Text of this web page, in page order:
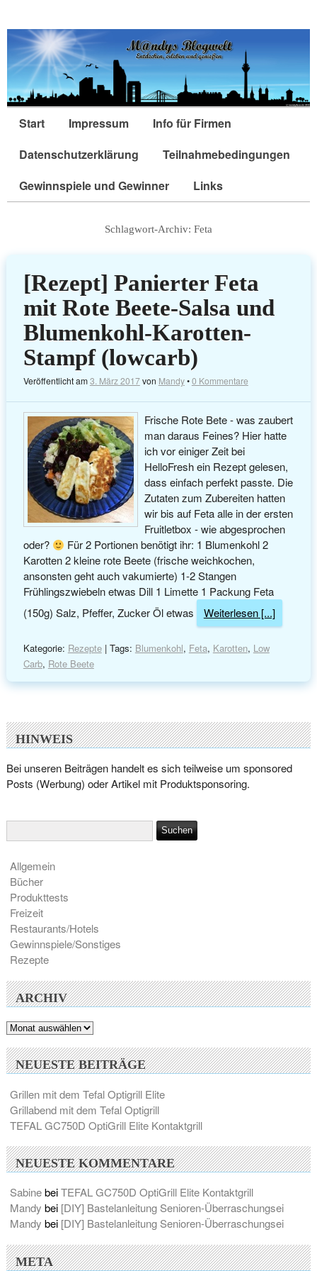
Start Impressum
Info für Firmen
Datenschutzerklärung
Teilnahmebedingungen
Gewinnspiele und Gewinner
Links
Schlagwort-Archiv: Feta
[Rezept] Panierter Feta
mit Rote Beete-Salsa und
Blumenkohl-Karotten-
Stampf (lowcarb)
Veröffentlicht am3. März 2017von Mandy•0 Kommentare
Frische Rote Bete - was zaubert
man daraus Feines? Hier hatte
ich vor einiger Zeit bei
HelloFresh ein Rezept gelesen,
dass einfach perfekt passte. Die
Zutaten zum Zubereiten hatten
wir bis auf Feta alle in der ersten
Fruitletbox - wie abgesprochen
oder?
Für 2 Portionen benötigt ihr: 1 Blumenkohl 2
Karotten 2 kleine rote Beete (frische weichkochen,
ansonsten geht auch vakumierte) 1-2 Stangen
Frühlingszwiebeln etwas Dill 1 Limette 1 Packung Feta
(150g) Salz, Pfeffer, Zucker Öl etwas
Weiterlesen [...]
Kategorie: Rezepte| Tags: Blumenkohl, Feta, Karotten, Low
Carb, Rote Beete
HINWEIS
Bei unseren Beiträgen handelt es sich teilweise um sponsored
Posts (Werbung) oder Artikel mit Produktsponsoring.
Allgemein
Bücher
Produkttests
Freizeit
Restaurants/Hotels
Gewinnspiele/Sonstiges
Rezepte
ARCHIV
Archiv
NEUESTE BEITRÄGE
Grillen mit dem Tefal Optigrill Elite
Grillabend mit dem Tefal Optigrill
TEFAL GC750D OptiGrill Elite Kontaktgrill
NEUESTE KOMMENTARE
SabinebeiTEFAL GC750D OptiGrill Elite Kontaktgrill
Mandy bei [DIY] Bastelanleitung Senioren-Überraschungsei
Mandy bei [DIY] Bastelanleitung Senioren-Überraschungsei
META